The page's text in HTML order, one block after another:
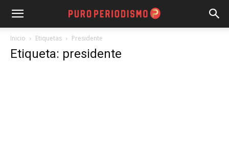
Inicio Etiquetas Presidente
Etiqueta: presidente